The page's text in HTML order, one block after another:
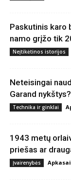
Paskutinis karo
namo grįžo tik
Neįtikėtinos istorijos
Neteisingai
Garand nykštys?
Technika ir ginklai
1943 metų
priešas ar
Įvairenybės Apkasai